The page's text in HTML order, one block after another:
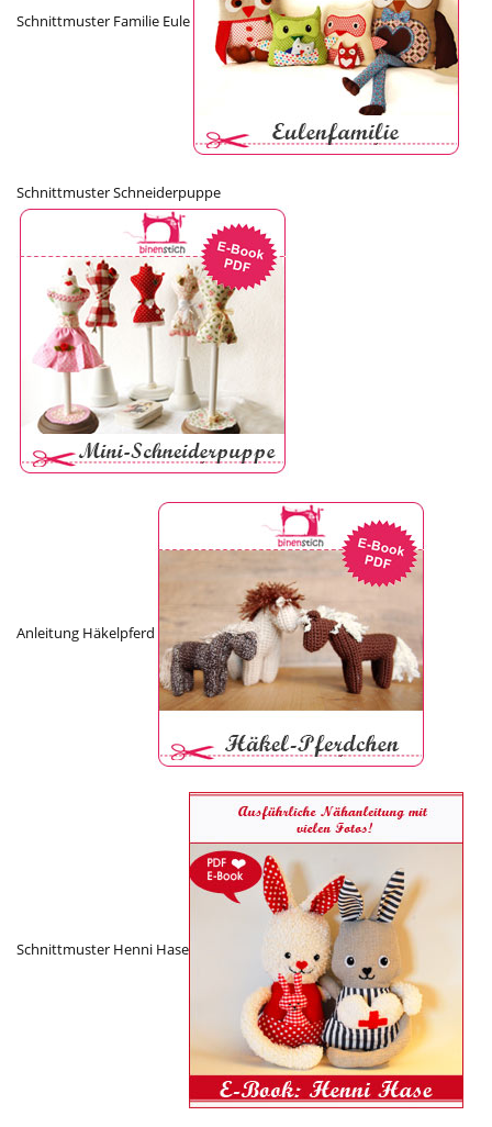
Schnittmuster Familie Eule
Schnittmuster Schneiderpuppe
Anleitung Häkelpferd
Schnittmuster Henni Hase